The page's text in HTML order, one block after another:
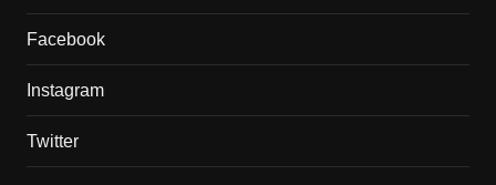
Facebook
Instagram
Twitter